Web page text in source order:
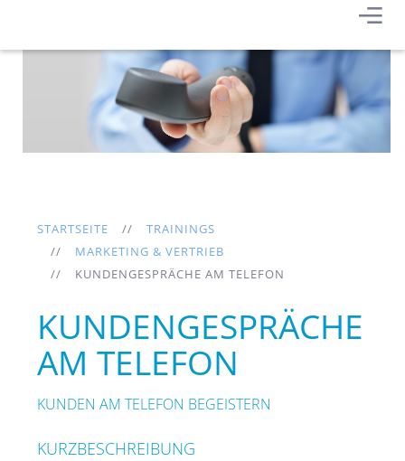
STARTSEITE
TRAININGS
MARKETING & VERTRIEB
KUNDENGESPRÄCHE AM TELEFON
KUNDENGESPRÄCHE
AM TELEFON
KUNDEN AM TELEFON BEGEISTERN
KURZBESCHREIBUNG